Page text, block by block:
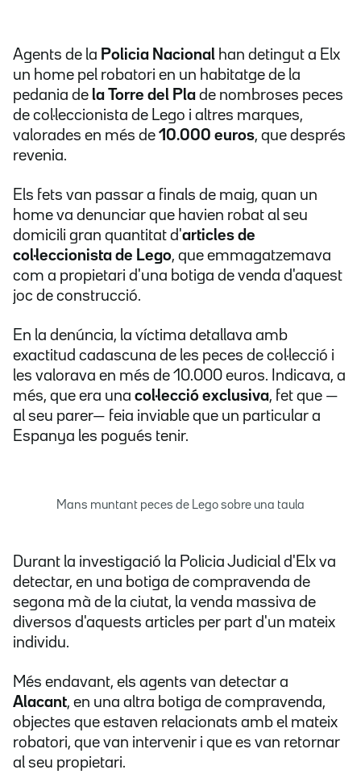
Agents de la Policia Nacional han detingut a Elx
un home pel robatori en un habitatge de la
pedania de la Torre del Pla de nombroses peces
de col·leccionista de Lego i altres marques,
valorades en més de 10.000 euros, que després
revenia.
Els fets van passar a finals de maig, quan un
home va denunciar que havien robat al seu
domicili gran quantitat d'articles de
col·leccionista de Lego, que emmagatzemava
com a propietari d'una botiga de venda d'aquest
joc de construcció.
En la denúncia, la víctima detallava amb
exactitud cadascuna de les peces de col·lecció i
les valorava en més de 10.000 euros. Indicava, a
més, que era una col·lecció exclusiva, fet que —
al seu parer— feia inviable que un particular a
Espanya les pogués tenir.
Mans muntant peces de Lego sobre una taula
Durant la investigació la Policia Judicial d'Elx va
detectar, en una botiga de compravenda de
segona mà de la ciutat, la venda massiva de
diversos d'aquests articles per part d'un mateix
individu.
Més endavant, els agents van detectar a
Alacant, en una altra botiga de compravenda,
objectes que estaven relacionats amb el mateix
robatori, que van intervenir i que es van retornar
al seu propietari.